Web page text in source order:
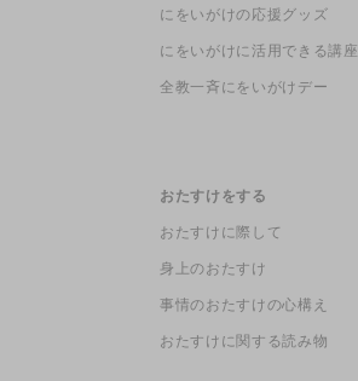
にをいがけの応援グッズ
にをいがけに活用できる講座
全教一斉にをいがけデー
おたすけをする
おたすけに際して
身上のおたすけ
事情のおたすけの心構え
おたすけに関する読み物